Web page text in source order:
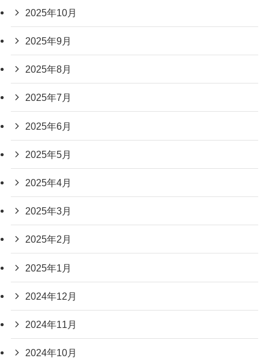
2025年10月
2025年9月
2025年8月
2025年7月
2025年6月
2025年5月
2025年4月
2025年3月
2025年2月
2025年1月
2024年12月
2024年11月
2024年10月